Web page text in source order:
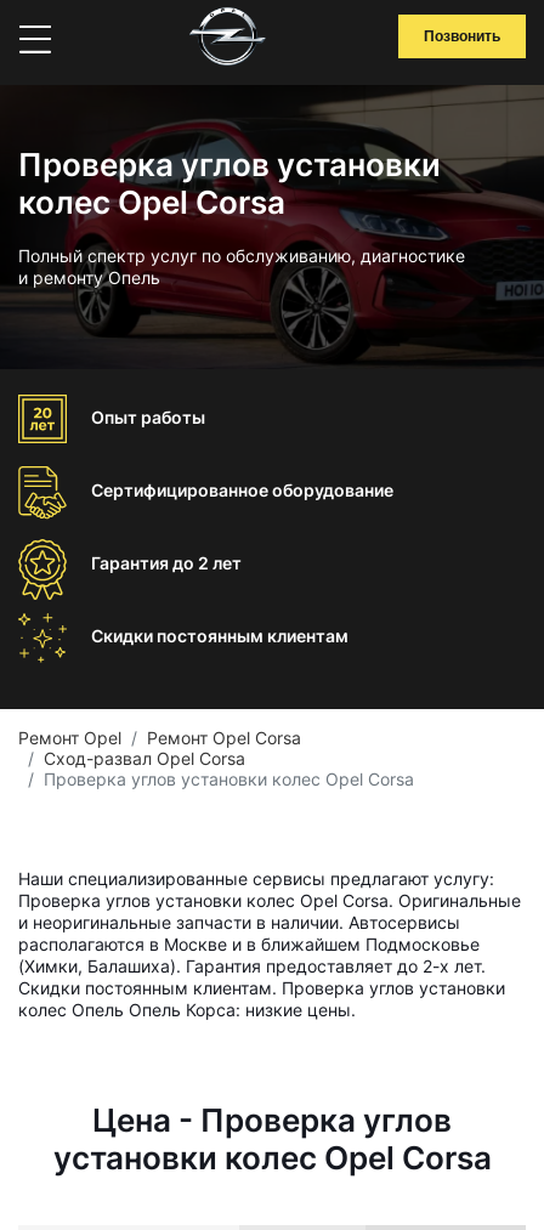
Позвонить
Проверка углов установки
колес Opel Corsa
Полный спектр услуг по обслуживанию, диагностике
и ремонту Опель
Опыт работы
Сертифицированноеоборудование
Гарантиядо 2 лет
Скидки постоянным клиентам
Ремонт Opel
Ремонт Opel Corsa
Сход-развал Opel Corsa
Проверка углов установки колес Opel Corsa
Наши специализированные сервисы предлагают услугу:
Проверка углов установки колес Opel Corsa. Оригинальные
и неоригинальные запчасти в наличии. Автосервисы
располагаются в Москве и в ближайшем Подмосковье
(Химки, Балашиха). Гарантия предоставляет до 2-х лет.
Скидки постоянным клиентам. Проверка углов установки
колес Опель Опель Корса: низкие цены.
Цена - Проверка углов
установки колес Opel Corsa